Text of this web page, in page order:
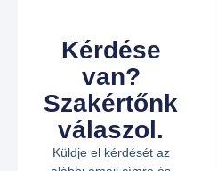
Kérdése
van?
Szakértőnk
válaszol.
Küldje el kérdését az